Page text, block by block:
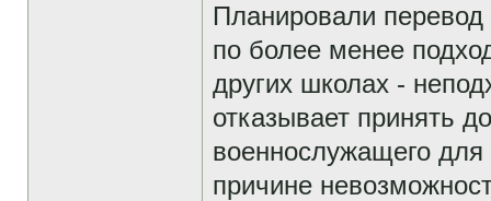
Планировали
по более менее
других школах -
отказывает принять
военнослужащего
причине